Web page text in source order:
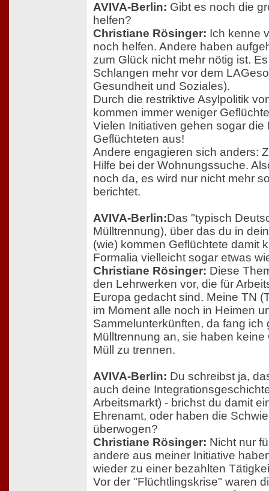
AVIVA-Berlin: Gibt es noch die
helfen?
Christiane Rösinger: Ich kenne
noch helfen. Andere haben
zum Glück nicht mehr nötig ist.
Schlangen mehr vor dem
Gesundheit und Soziales).
Durch die restriktive Asylpolitik
kommen immer weniger
Vielen Initiativen gehen sogar die
Geflüchteten aus!
Andere engagieren sich anders:
Hilfe bei der Wohnungssuche.
noch da, es wird nur nicht mehr
berichtet.
AVIVA-Berlin:Das "typisch
Mülltrennung), über das du in
(wie) kommen Geflüchtete damit
Formalia vielleicht sogar etwas
Christiane Rösinger: Diese
den Lehrwerken vor, die für
Europa gedacht sind. Meine TN
im Moment alle noch in Heimen
Sammelunterkünften, da fang ich
Mülltrennung an, sie haben
Müll zu trennen.
AVIVA-Berlin: Du schreibst ja,
auch deine
Arbeitsmarkt) - brichst du damit
Ehrenamt, oder haben die
überwogen?
Christiane Rösinger: Nicht nur
andere aus meiner Initiative
wieder zu einer bezahlten
Vor der "Flüchtlingskrise" waren